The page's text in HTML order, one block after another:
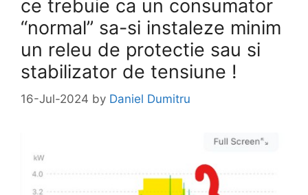
ce trebuie ca un consumator
“normal” sa-si instaleze minim
un releu de protectie sau si
stabilizator de tensiune !
16-Jul-2024 by Daniel Dumitru